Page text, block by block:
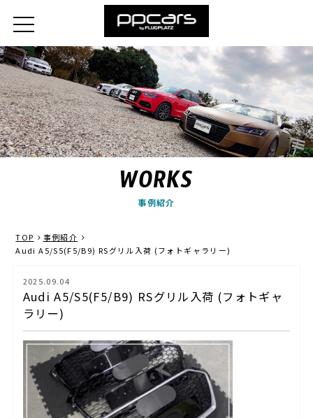
WORKS
事例紹介
TOP
事例紹介
Audi A5/S5(F5/B9) RSグリル入荷 (フォトギャラリー)
2025.09.04
Audi A5/S5(F5/B9) RSグリル入荷 (フォトギャ
ラリー)